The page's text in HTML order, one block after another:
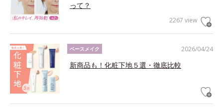
って？
2267 view
2026/04/24
ベースメイク
新商品も！化粧下地５選・徹底比較